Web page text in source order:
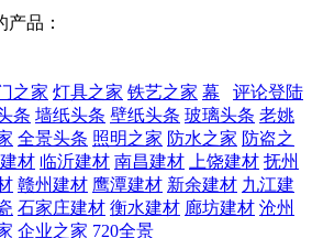
产品：
评论登陆
之家 灯具之家 铁艺之家 幕
条 墙纸头条 壁纸头条 玻璃头条 老姚
全景头条 照明之家 防水之家 防盗之
材 临沂建材 南昌建材 上饶建材 抚州
赣州建材 鹰潭建材 新余建材 九江建
石家庄建材 衡水建材 廊坊建材 沧州
企业之家 720全景